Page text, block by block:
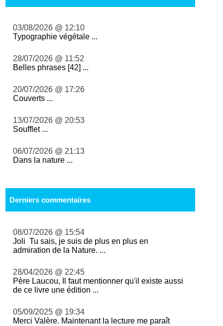
03/08/2026 @ 12:10
Typographie végétale ...
28/07/2026 @ 11:52
Belles phrases [42] ...
20/07/2026 @ 17:26
Couverts ...
13/07/2026 @ 20:53
Soufflet ...
06/07/2026 @ 21:13
Dans la nature ...
Derniers commentaires
08/07/2026 @ 15:54
Joli Tu sais, je suis de plus en plus en
admiration de la Nature. ...
28/04/2026 @ 22:45
Père Laucou, Il faut mentionner qu'il existe aussi
de ce livre une édition ...
05/09/2025 @ 19:34
Merci Valère. Maintenant la lecture me paraît